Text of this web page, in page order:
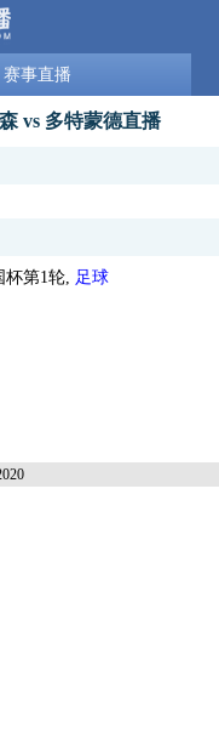
赛事直播
vs 多特蒙德直播
杯第1轮,
足球